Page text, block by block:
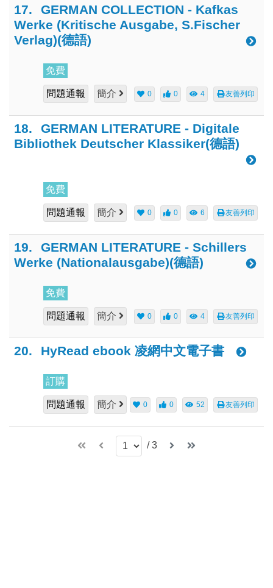
17.
GERMAN COLLECTION - Kafkas
Werke (Kritische Ausgabe, S.Fischer
Verlag)(德語)
免費
問題通報 簡介 0 0 4 友善列印
18.
GERMAN LITERATURE - Digitale
Bibliothek Deutscher Klassiker(德語)
免費
問題通報 簡介 0 0 6 友善列印
19.
GERMAN LITERATURE - Schillers
Werke (Nationalausgabe)(德語)
免費
問題通報 簡介 0 0 4 友善列印
20. HyRead ebook 凌網中文電子書
訂購
問題通報 簡介 0 0 52 友善列印
/ 3